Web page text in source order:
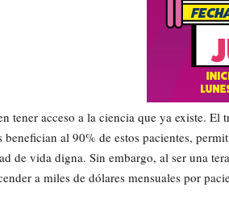
tener acceso a la ciencia que ya existe.
benefician al 90% de estos pacientes,
de vida digna. Sin embargo, al ser una
a miles de dólares mensuales por